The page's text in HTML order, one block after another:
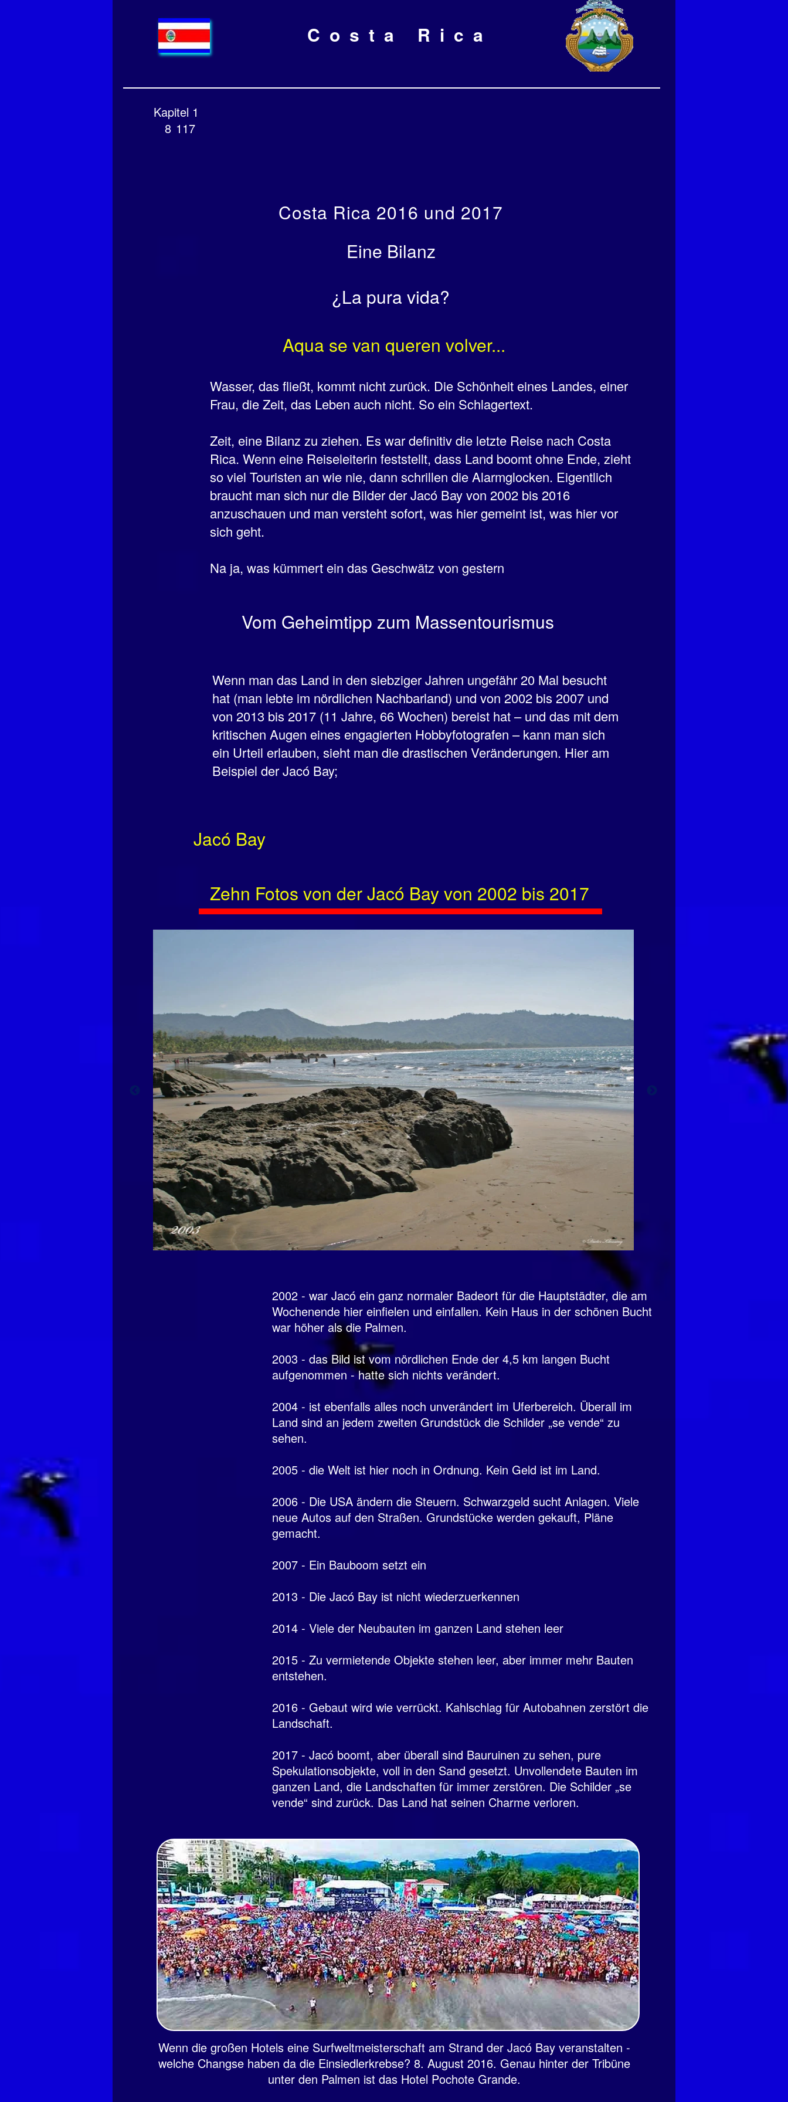
Costa Rica
Kapitel 1
8 117
Costa Rica 2016 und 2017
Eine Bilanz
¿La pura vida?
Aqua se van queren volver...
Wasser, das fließt, kommt nicht zurück. Die Schönheit eines Landes, einer
Frau, die Zeit, das Leben auch nicht. So ein Schlagertext.
Zeit, eine Bilanz zu ziehen. Es war definitiv die letzte Reise nach Costa
Rica. Wenn eine Reiseleiterin feststellt, dass Land boomt ohne Ende, zieht
so viel Touristen an wie nie, dann schrillen die Alarmglocken. Eigentlich
braucht man sich nur die Bilder der Jacó Bay von 2002 bis 2016
anzuschauen und man versteht sofort, was hier gemeint ist, was hier vor
sich geht.
Na ja, was kümmert ein das Geschwätz von gestern
Vom Geheimtipp zum Massentourismus
Wenn man das Land in den siebziger Jahren ungefähr 20 Mal besucht
hat (man lebte im nördlichen Nachbarland) und von 2002 bis 2007 und
von 2013 bis 2017 (11 Jahre, 66 Wochen) bereist hat – und das mit dem
kritischen Augen eines engagierten Hobbyfotografen – kann man sich
ein Urteil erlauben, sieht man die drastischen Veränderungen. Hier am
Beispiel der Jacó Bay;
Jacó Bay
Zehn Fotos von der Jacó Bay von 2002 bis 2017
2002 - war Jacó ein ganz normaler Badeort für die Hauptstädter, die am
Wochenende hier einfielen und einfallen. Kein Haus in der schönen Bucht
war höher als die Palmen.
2003 - das Bild ist vom nördlichen Ende der 4,5 km langen Bucht
aufgenommen - hatte sich nichts verändert.
2004 - ist ebenfalls alles noch unverändert im Uferbereich. Überall im
Land sind an jedem zweiten Grundstück die Schilder „se vende“ zu
sehen.
2005 - die Welt ist hier noch in Ordnung. Kein Geld ist im Land.
2006 - Die USA ändern die Steuern. Schwarzgeld sucht Anlagen. Viele
neue Autos auf den Straßen. Grundstücke werden gekauft, Pläne
gemacht.
2007 - Ein Bauboom setzt ein
2013 - Die Jacó Bay ist nicht wiederzuerkennen
2014 - Viele der Neubauten im ganzen Land stehen leer
2015 - Zu vermietende Objekte stehen leer, aber immer mehr Bauten
entstehen.
2016 - Gebaut wird wie verrückt. Kahlschlag für Autobahnen zerstört die
Landschaft.
2017 - Jacó boomt, aber überall sind Bauruinen zu sehen, pure
Spekulationsobjekte, voll in den Sand gesetzt. Unvollendete Bauten im
ganzen Land, die Landschaften für immer zerstören. Die Schilder „se
vende“ sind zurück. Das Land hat seinen Charme verloren.
Wenn die großen Hotels eine Surfweltmeisterschaft am Strand der Jacó Bay veranstalten -
welche Changse haben da die Einsiedlerkrebse? 8. August 2016. Genau hinter der Tribüne
unter den Palmen ist das Hotel Pochote Grande.